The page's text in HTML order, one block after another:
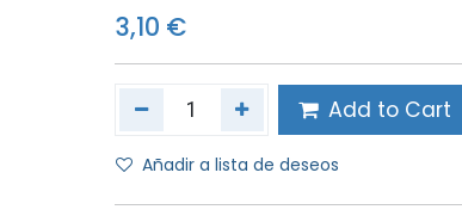
3,10 €
Add to Cart
Añadir a lista de deseos